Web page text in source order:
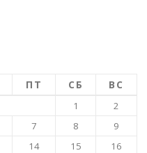
ПТ СБ ВС
1
2
7 8
9
14 15
16